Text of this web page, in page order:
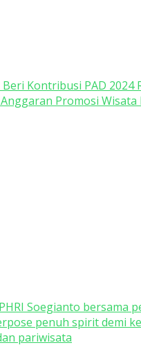
Soegianto bersama
penuh spirit demi
pariwisata